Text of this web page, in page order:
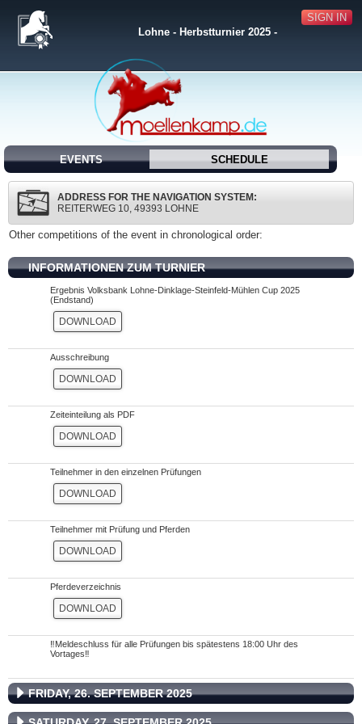
SIGN IN
Lohne - Herbstturnier 2025 -
EVENTS SCHEDULE
ADDRESS FOR THE NAVIGATION SYSTEM:
REITERWEG 10, 49393 LOHNE
Other competitions of the event in chronological order:
INFORMATIONEN ZUM TURNIER
Ergebnis Volksbank Lohne-Dinklage-Steinfeld-Mühlen Cup 2025
(Endstand)
DOWNLOAD
Ausschreibung
DOWNLOAD
Zeiteinteilung als PDF
DOWNLOAD
Teilnehmer in den einzelnen Prüfungen
DOWNLOAD
Teilnehmer mit Prüfung und Pferden
DOWNLOAD
Pferdeverzeichnis
DOWNLOAD
‼️Meldeschluss für alle Prüfungen bis spätestens 18:00 Uhr des
Vortages‼️
FRIDAY, 26. SEPTEMBER 2025